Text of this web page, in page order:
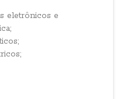
eletrônicos e